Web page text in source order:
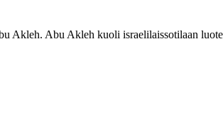
Akleh. Abu Akleh kuoli israelilaissotilaan